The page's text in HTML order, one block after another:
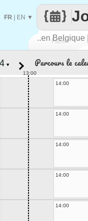
Faire
..en Belgique
FR EN ▼
▼ Parcours le
13:00
14:00
14:00
14:00
14:00
14:00